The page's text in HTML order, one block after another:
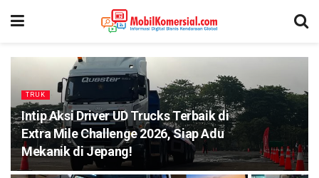
TRUK
Intip Aksi Driver UD Trucks Terbaik di
Extra Mile Challenge 2026, Siap Adu
Mekanik di Jepang!